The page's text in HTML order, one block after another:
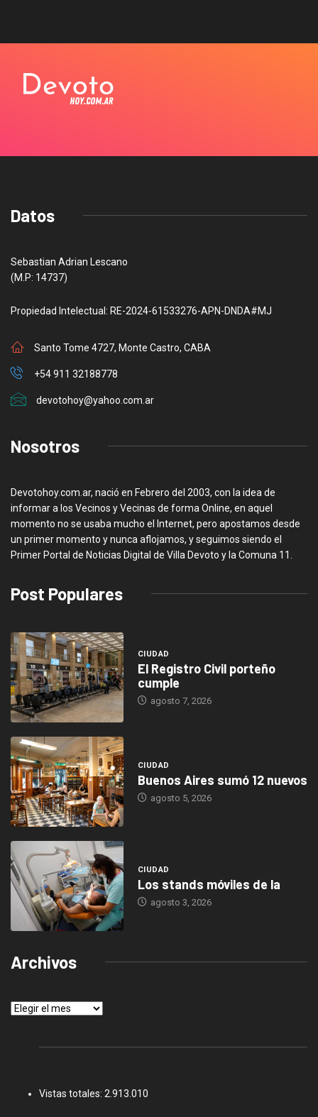
Datos
Sebastian Adrian Lescano
(M.P: 14737)
Propiedad Intelectual: RE-2024-61533276-APN-DNDA#MJ
Santo Tome 4727, Monte Castro, CABA
+54 911 32188778
devotohoy@yahoo.com.ar
Nosotros
Devotohoy.com.ar, nació en Febrero del 2003, con la idea de
informar a los Vecinos y Vecinas de forma Online, en aquel
momento no se usaba mucho el Internet, pero apostamos desde
un primer momento y nunca aflojamos, y seguimos siendo el
Primer Portal de Noticias Digital de Villa Devoto y la Comuna 11.
Post Populares
CIUDAD
El Registro Civil porteño
cumple
agosto 7, 2026
CIUDAD
Buenos Aires sumó 12 nuevos
agosto 5, 2026
CIUDAD
Los stands móviles de la
agosto 3, 2026
Archivos
Archivos
Vistas totales: 2.913.010